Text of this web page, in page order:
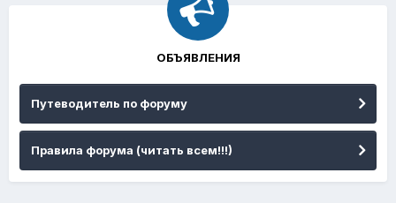
ОБЪЯВЛЕНИЯ
Путеводитель по форуму
Правила форума (читать всем!!!)